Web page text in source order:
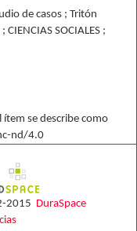
de casos ; Tritón
SOCIALES ;
ítem se describe como
nd/4.0
2015 DuraSpace